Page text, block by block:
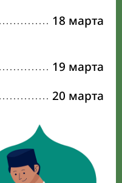
18 марта
19 марта
20 марта